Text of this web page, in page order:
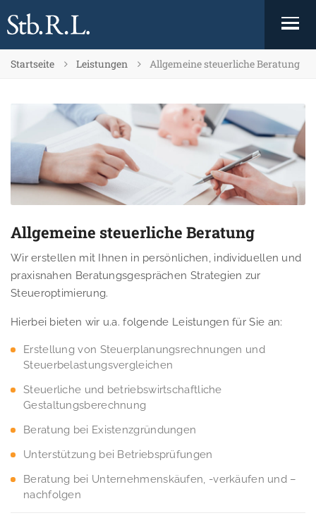
Startseite Leistungen Allgemeine steuerliche Beratung
Allgemeine steuerliche Beratung
Wir erstellen mit Ihnen in persönlichen, individuellen und
praxisnahen Beratungsgesprächen Strategien zur
Steueroptimierung.
Hierbei bieten wir u.a. folgende Leistungen für Sie an:
Erstellung von Steuerplanungsrechnungen und
Steuerbelastungsvergleichen
Steuerliche und betriebswirtschaftliche
Gestaltungsberechnung
Beratung bei Existenzgründungen
Unterstützung bei Betriebsprüfungen
Beratung bei Unternehmenskäufen, -verkäufen und –
nachfolgen